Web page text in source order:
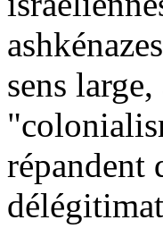
sens
répandent